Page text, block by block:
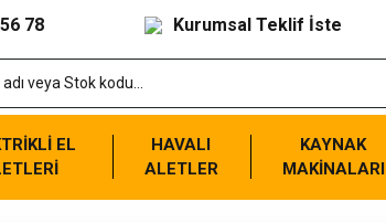
78 Kurumsal Teklif İste
EL
HAVALI
ALETLER
KAYNAK
MAKİNALARI